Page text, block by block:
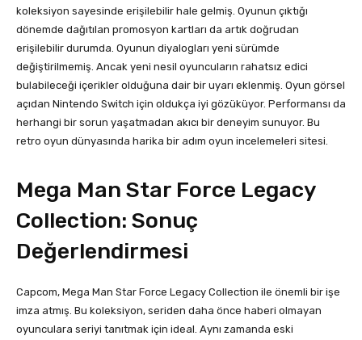
koleksiyon sayesinde erişilebilir hale gelmiş. Oyunun çıktığı
dönemde dağıtılan promosyon kartları da artık doğrudan
erişilebilir durumda. Oyunun diyalogları yeni sürümde
değiştirilmemiş. Ancak yeni nesil oyuncuların rahatsız edici
bulabileceği içerikler olduğuna dair bir uyarı eklenmiş. Oyun görsel
açıdan Nintendo Switch için oldukça iyi gözüküyor. Performansı da
herhangi bir sorun yaşatmadan akıcı bir deneyim sunuyor. Bu
retro oyun dünyasında harika bir adım oyun incelemeleri sitesi.
Mega Man Star Force Legacy
Collection: Sonuç
Değerlendirmesi
Capcom, Mega Man Star Force Legacy Collection ile önemli bir işe
imza atmış. Bu koleksiyon, seriden daha önce haberi olmayan
oyunculara seriyi tanıtmak için ideal. Aynı zamanda eski